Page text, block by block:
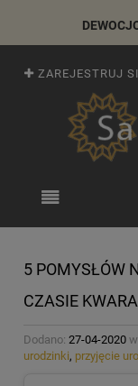
ZAREJESTRUJ
5 POMYSŁÓW
CZASIE
Dodano: 27-04-2020
urodzinki, przyjęcie